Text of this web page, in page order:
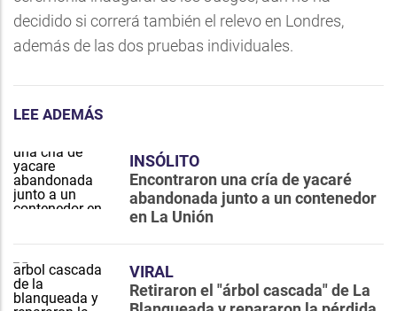
decidido si correrá también el relevo en Londres,
además de las dos pruebas individuales.
LEE ADEMÁS
INSÓLITO
Encontraron una cría de yacaré
abandonada junto a un contenedor
en La Unión
VIRAL
Retiraron el "árbol cascada" de La